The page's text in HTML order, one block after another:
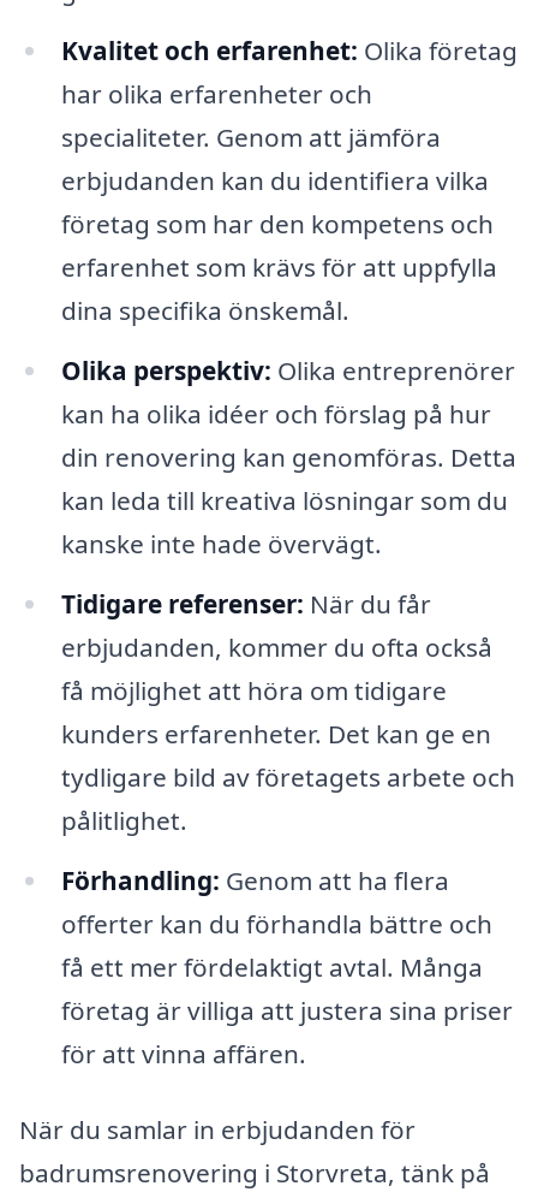
Kvalitet och erfarenhet: Olika företag
har olika erfarenheter och
specialiteter. Genom att jämföra
erbjudanden kan du identifiera vilka
företag som har den kompetens och
erfarenhet som krävs för att uppfylla
dina specifika önskemål.
Olika perspektiv: Olika entreprenörer
kan ha olika idéer och förslag på hur
din renovering kan genomföras. Detta
kan leda till kreativa lösningar som du
kanske inte hade övervägt.
Tidigare referenser: När du får
erbjudanden, kommer du ofta också
få möjlighet att höra om tidigare
kunders erfarenheter. Det kan ge en
tydligare bild av företagets arbete och
pålitlighet.
Förhandling: Genom att ha flera
offerter kan du förhandla bättre och
få ett mer fördelaktigt avtal. Många
företag är villiga att justera sina priser
för att vinna affären.
När du samlar in erbjudanden för
badrumsrenovering i Storvreta, tänk på